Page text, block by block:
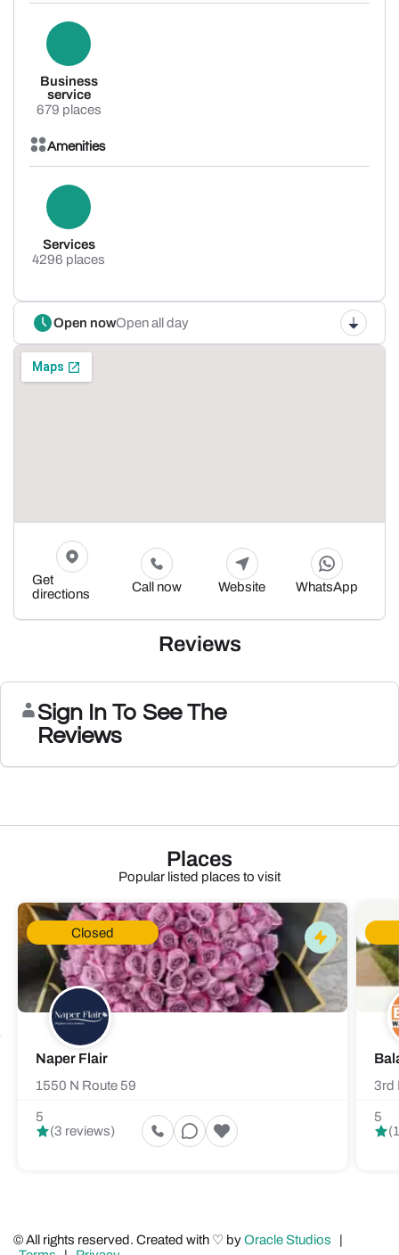
Business
service
679 places
Amenities
Services
4296 places
Open nowOpen all day
Get
directions
Call now Website WhatsApp
Reviews
Sign In To See The
Reviews
Places
Popular listed places to visit
Closed
Naper Flair
1550 N Route 59
5
(3 reviews)
3rd
5
© All rights reserved. Created with ♡ byOracle Studios
|